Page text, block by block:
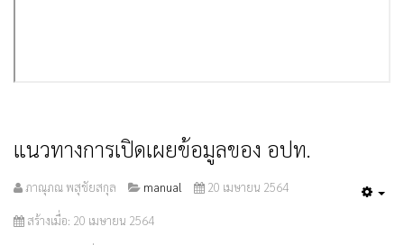
แนวทางการเปิดเผยข้อมูลของ อปท.
ภาณุภณ พสุชัยสกุล manual 20 เมษายน 2564
สร้างเมื่อ: 20 เมษายน 2564